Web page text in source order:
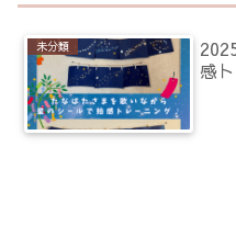
未分類
感